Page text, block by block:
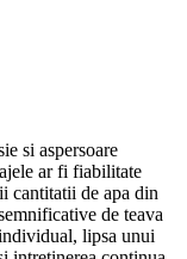
si aspersoare
ar fi fiabilitate
cantitatii de apa din
de teava
lipsa unui